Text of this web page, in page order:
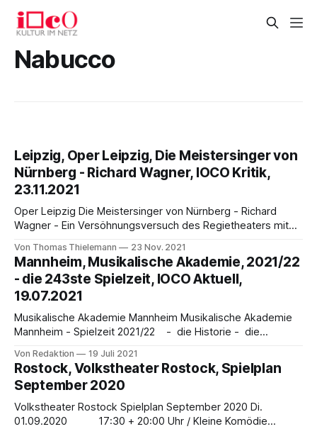
Nabucco
Leipzig, Oper Leipzig, Die Meistersinger von
Nürnberg - Richard Wagner, IOCO Kritik,
23.11.2021
Oper Leipzig Die Meistersinger von Nürnberg - Richard
Wagner - Ein Versöhnungsversuch des Regietheaters mit
Unser Besuch der Premiere der neuen Leipziger
Meistersinger-Inszenierung war Tristan und Isolde in
Chemnitz, link HIER, "zum Opfer gefallen". Die zweite
Vorstellung blockierte das „Schuch-Gedenkkonzert“ in
Dresden.
Von Thomas Thielemann 23 Nov. 2021
Mannheim, Musikalische Akademie, 2021/22
- die 243ste Spielzeit, IOCO Aktuell,
19.07.2021
Musikalische Akademie Mannheim Musikalische Akademie
Mannheim - Spielzeit 2021/22 - die Historie - die
Geschichte: Die in der Musikalischen Akademie
organisierten Mitglieder des Nationaltheater-Orchesters
Mannheim sind Veranstalter einer der ältesten
Konzertreihen in Deutschland. Unter den Theater- und
Symphonieorchestern sind die demokratische Struktur der
Von Redaktion 19 Juli 2021
Rostock, Volkstheater Rostock, Spielplan
September 2020
Volkstheater Rostock Spielplan September 2020 Di.
01.09.2020 17:30 + 20:00 Uhr / Kleine Komödie